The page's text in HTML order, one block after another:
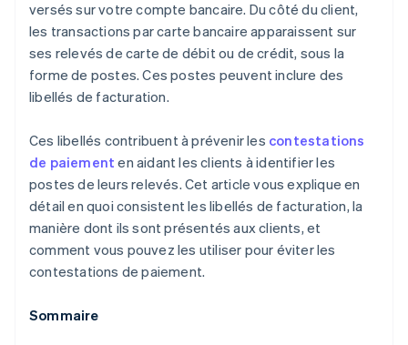
versés sur votre compte bancaire. Du côté du client,
les transactions par carte bancaire apparaissent sur
ses relevés de carte de débit ou de crédit, sous la
forme de postes. Ces postes peuvent inclure des
libellés de facturation.
Ces libellés contribuent à prévenir les contestations
de paiement en aidant les clients à identifier les
postes de leurs relevés. Cet article vous explique en
détail en quoi consistent les libellés de facturation, la
manière dont ils sont présentés aux clients, et
comment vous pouvez les utiliser pour éviter les
contestations de paiement.
Sommaire